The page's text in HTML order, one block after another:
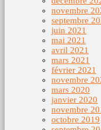
novembre
septembre
juin 2021
mai 2021
avril 2021
mars 2021
février 2021
novembre
mars 2020
janvier 2020
novembre
octobre 2019